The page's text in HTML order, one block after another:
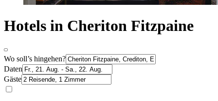
Hotels in Cheriton Fitzpaine
Wo soll’s hingehen?
Daten
Gäste